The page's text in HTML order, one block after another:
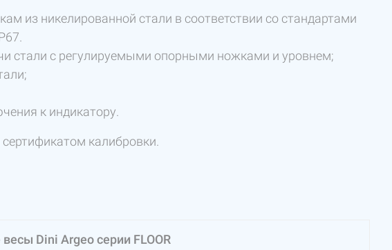
из никелированной стали в соответствии со стандартами
стали с регулируемыми опорными ножками и уровнем;
к индикатору.
калибровки.
Dini Argeo серии FLOOR